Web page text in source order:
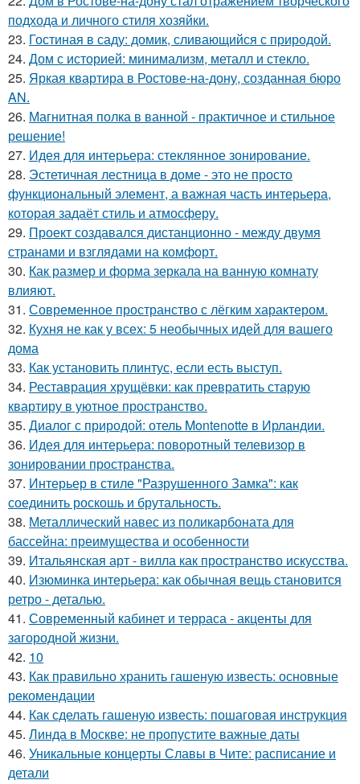
подхода и личного стиля хозяйки.
23. Гостиная в саду: домик, сливающийся с природой.
24. Дом с историей: минимализм, металл и стекло.
25. Яркая квартира в Ростове-на-дону, созданная бюро
AN.
26. Магнитная полка в ванной - практичное и стильное
решение!
27. Идея для интерьера: стеклянное зонирование.
28. Эстетичная лестница в доме - это не просто
функциональный элемент, а важная часть интерьера,
которая задаёт стиль и атмосферу.
29. Проект создавался дистанционно - между двумя
странами и взглядами на комфорт.
30. Как размер и форма зеркала на ванную комнату
влияют.
31. Современное пространство с лёгким характером.
32. Кухня не как у всех: 5 необычных идей для вашего
дома
33. Как установить плинтус, если есть выступ.
34. Реставрация хрущёвки: как превратить старую
квартиру в уютное пространство.
35. Диалог с природой: отель Montenotte в Ирландии.
36. Идея для интерьера: поворотный телевизор в
зонировании пространства.
37. Интерьер в стиле "Разрушенного Замка": как
соединить роскошь и брутальность.
38. Металлический навес из поликарбоната для
бассейна: преимущества и особенности
39. Итальянская арт - вилла как пространство искусства.
40. Изюминка интерьера: как обычная вещь становится
ретро - деталью.
41. Современный кабинет и терраса - акценты для
загородной жизни.
42. 10
43. Как правильно хранить гашеную известь: основные
рекомендации
44. Как сделать гашеную известь: пошаговая инструкция
45. Линда в Москве: не пропустите важные даты
46. Уникальные концерты Славы в Чите: расписание и
детали